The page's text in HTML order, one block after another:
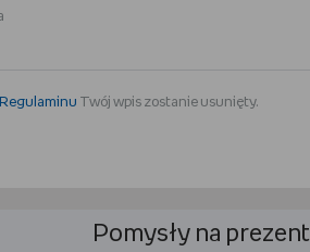
Regulaminu Twój wpis zostanie usunięty.
Pomysły na prezent